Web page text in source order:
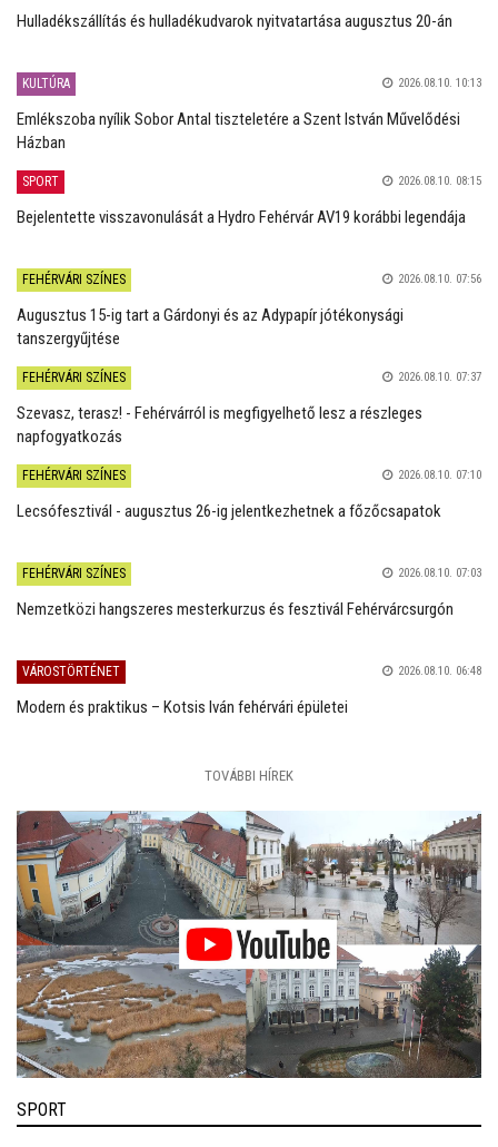
Hulladékszállítás és hulladékudvarok nyitvatartása augusztus 20-án
KULTÚRA 2026.08.10. 10:13
Emlékszoba nyílik Sobor Antal tiszteletére a Szent István Művelődési
Házban
SPORT 2026.08.10. 08:15
Bejelentette visszavonulását a Hydro Fehérvár AV19 korábbi legendája
FEHÉRVÁRI SZÍNES 2026.08.10. 07:56
Augusztus 15-ig tart a Gárdonyi és az Adypapír jótékonysági
tanszergyűjtése
FEHÉRVÁRI SZÍNES 2026.08.10. 07:37
Szevasz, terasz! - Fehérvárról is megfigyelhető lesz a részleges
napfogyatkozás
FEHÉRVÁRI SZÍNES 2026.08.10. 07:10
Lecsófesztivál - augusztus 26-ig jelentkezhetnek a főzőcsapatok
FEHÉRVÁRI SZÍNES 2026.08.10. 07:03
Nemzetközi hangszeres mesterkurzus és fesztivál Fehérvárcsurgón
VÁROSTÖRTÉNET 2026.08.10. 06:48
Modern és praktikus – Kotsis Iván fehérvári épületei
TOVÁBBI HÍREK
SPORT